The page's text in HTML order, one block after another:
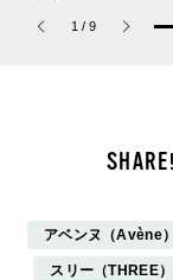
パルファム」
1 / 9
アベンヌ（Avène）
スリー（THREE）